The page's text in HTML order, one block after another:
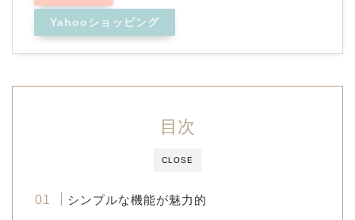
Yahooショッピング
CLOSE
目次
シンプルな機能が魅力的